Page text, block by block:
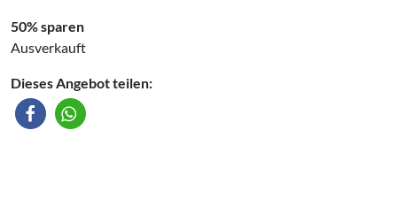
50% sparen
Ausverkauft
Dieses Angebot teilen: